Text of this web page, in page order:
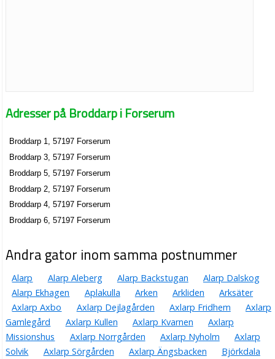
Adresser på Broddarp i Forserum
Broddarp 1, 57197 Forserum
Broddarp 3, 57197 Forserum
Broddarp 5, 57197 Forserum
Broddarp 2, 57197 Forserum
Broddarp 4, 57197 Forserum
Broddarp 6, 57197 Forserum
Andra gator inom samma postnummer
Alarp Alarp Aleberg Alarp Backstugan
Alarp Dalskog
Alarp Ekhagen
Aplakulla Arken Arkliden
Arksäter
Axlarp Axbo
Axlarp Dejlagården Axlarp Fridhem
Axlarp
Gamlegård
Axlarp Kullen Axlarp Kvarnen
Axlarp
Missionshus
Axlarp Norrgården Axlarp Nyholm
Axlarp
Solvik
Axlarp Sörgården Axlarp Ängsbacken
Björkdala